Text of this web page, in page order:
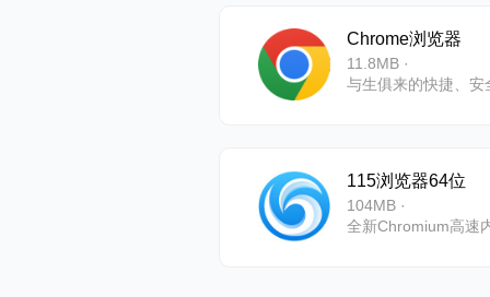
Chrome 每
享更快速、
Chrome浏览器
11.8MB ·
115浏览器64位
104MB ·